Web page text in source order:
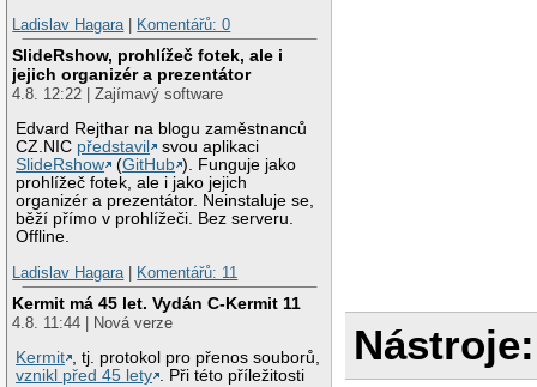
Ladislav Hagara | Komentářů: 0
SlideRshow, prohlížeč fotek, ale i
jejich organizér a prezentátor
4.8. 12:22 | Zajímavý software
Edvard Rejthar na blogu zaměstnanců
CZ.NIC představil
svou aplikaci
SlideRshow
(GitHub ). Funguje jako
prohlížeč fotek, ale i jako jejich
organizér a prezentátor. Neinstaluje se,
běží přímo v prohlížeči. Bez serveru.
Offline.
Ladislav Hagara | Komentářů: 11
Kermit má 45 let. Vydán C-Kermit 11
4.8. 11:44 | Nová verze
Kermit , tj. protokol pro přenos souborů,
vznikl před 45 lety . Při této příležitosti
Nástroje: